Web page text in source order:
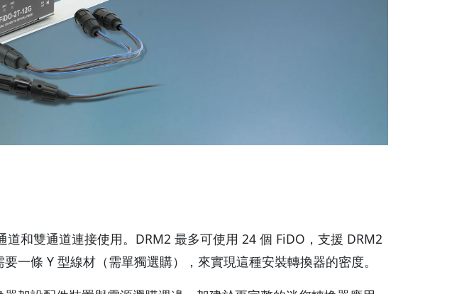
和雙通道連接使用。DRM2 最多可使用 24 個 FiDO，支援 DRM2
一條 Y 型線材（需單獨選購），來實現這種安裝轉換器的密度。